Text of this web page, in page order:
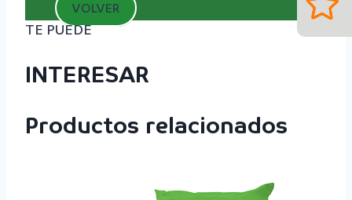
VOLVER
TE PUEDE
INTERESAR
Productos relacionados